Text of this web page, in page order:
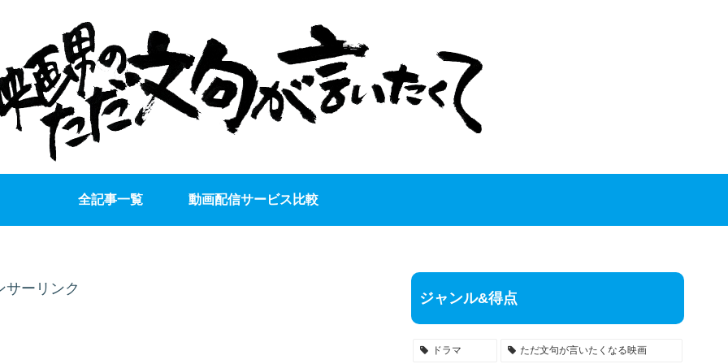
全記事一覧 動画配信サービス比較
サーリンク
ジャンル&得点
ドラマ ただ文句が言いたくなる映画